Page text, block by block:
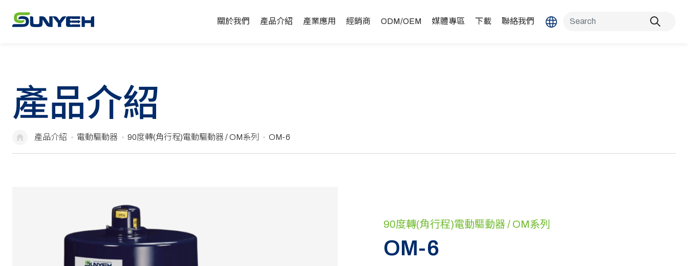
關於我們 產品介紹 產業應用 經銷商 ODM/OEM 媒體專區 下載 聯絡我們
產品介紹
產品介紹 電動驅動器 90度轉(角行程)電動驅動器 / OM系列 OM-6
90度轉(角行程)電動驅動器 / OM系列
OM-6